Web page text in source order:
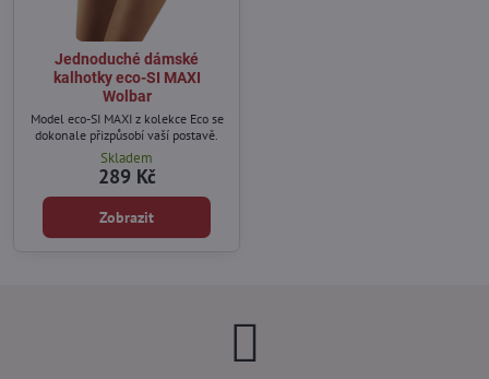
Jednoduché dámské
kalhotky eco-SI MAXI
Wolbar
Model eco-SI MAXI z kolekce Eco se
dokonale přizpůsobí vaší postavě.
Skladem
289 Kč
Zobrazit